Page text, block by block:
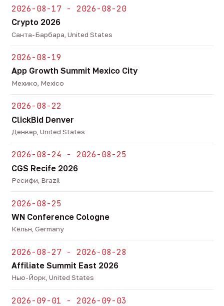
2026-08-17 - 2026-08-20
Crypto 2026
Санта-Барбара, United States
2026-08-19
App Growth Summit Mexico City
Мехико, Mexico
2026-08-22
ClickBid Denver
Денвер, United States
2026-08-24 - 2026-08-25
CGS Recife 2026
Ресифи, Brazil
2026-08-25
WN Conference Cologne
Кёльн, Germany
2026-08-27 - 2026-08-28
Affiliate Summit East 2026
Нью-Йорк, United States
2026-09-01 - 2026-09-03